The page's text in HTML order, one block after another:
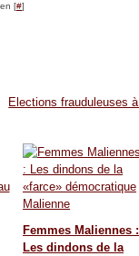
[#]
Femmes Maliennes :
Les dindons de la